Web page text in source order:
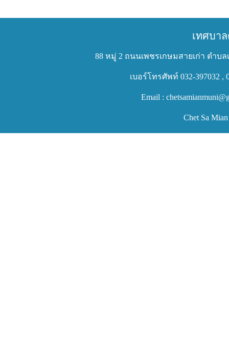
เทศบา
88 หมู่ 2 ถนนเพชรเกษมสายเก่า ตำบ
เบอร์โทรศัพท์ 032-397032 ,
Email :
Chet Sa